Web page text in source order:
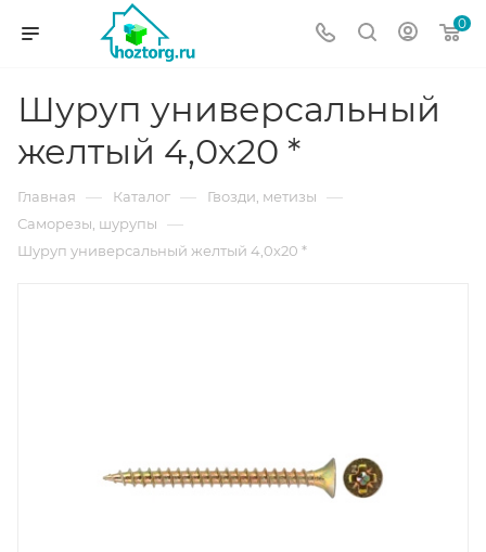
0
Шуруп универсальный
желтый 4,0х20 *
Главная — Каталог — Гвозди, метизы —
Саморезы, шурупы —
Шуруп универсальный желтый 4,0х20 *